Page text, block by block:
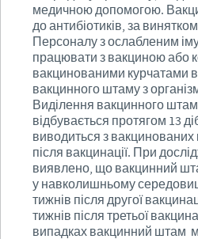
медичною допомогою.
до антибіотиків, за
Персоналу з ослабленим
працювати з вакциною або
вакцинованими курчатами
вакцинного штаму з
Виділення вакцинного
відбувається протягом 13
виводиться з вакцинованих
після вакцинації. При
виявлено, що вакцинний
у навколишньому
тижнів після другої
тижнів після третьої
випадках вакцинний штам